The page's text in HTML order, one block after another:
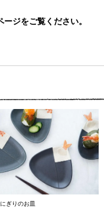
ージをご覧ください。
りのお皿